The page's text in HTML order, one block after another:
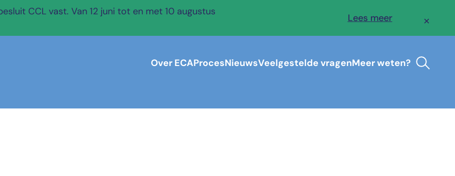
CCL vast. Van 12 juni tot en met 10 augustus
Lees meer ✕
Over ECAProcesNieuwsVeelgestelde vragenMeer weten?